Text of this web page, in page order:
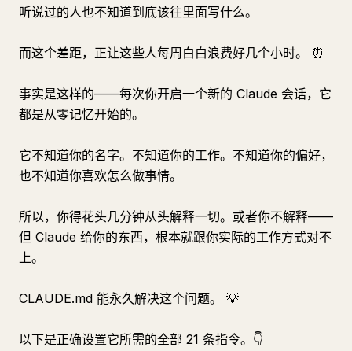
听说过的人也不知道到底该往里面写什么。
而这个差距，正让这些人每周白白浪费好几个小时。 ⏰
事实是这样的——每次你开启一个新的 Claude 会话，它
都是从零记忆开始的。
它不知道你的名字。不知道你的工作。不知道你的偏好，
也不知道你喜欢怎么做事情。
所以，你得花头几分钟从头解释一切。或者你不解释——
但 Claude 给你的东西，根本就跟你实际的工作方式对不
上。
CLAUDE.md 能永久解决这个问题。 💡
以下是正确设置它所需的全部 21 条指令。👇